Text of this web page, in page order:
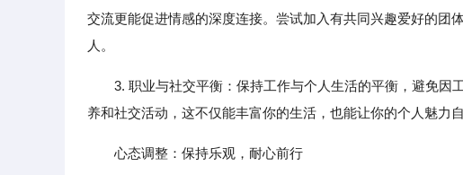
交流更能促进情感的深度连接。尝试加入有共同兴趣爱好的团
人。
3. 职业与社交平衡：保持工作与个人生活的平衡，避免因
养和社交活动，这不仅能丰富你的生活，也能让你的个人魅力自
心态调整：保持乐观，耐心前行